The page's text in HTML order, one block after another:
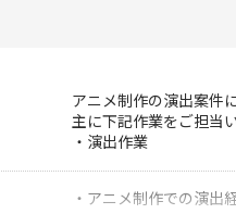
アニメ制作の演出案件
主に下記作業をご担当
・演出作業
・アニメ制作での演出